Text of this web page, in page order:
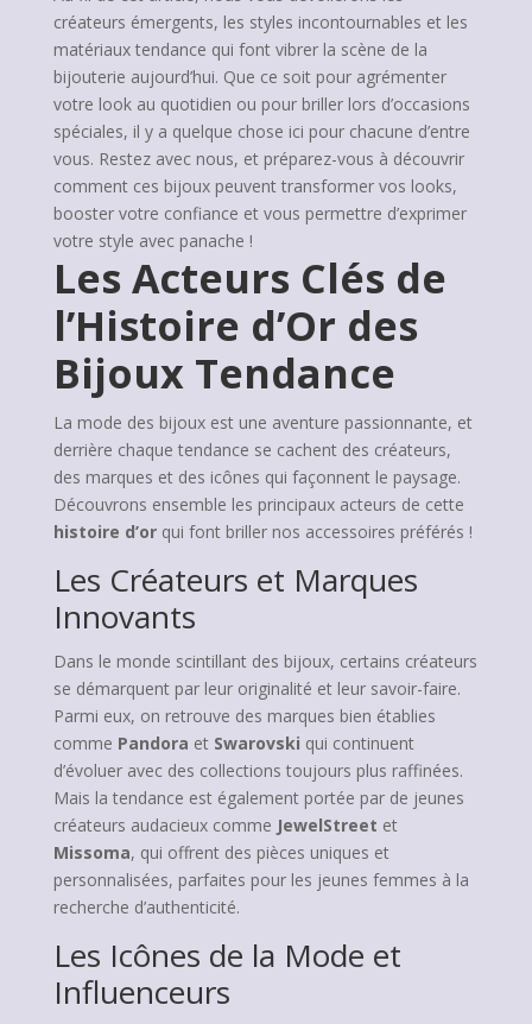
créateurs émergents, les styles incontournables et les
matériaux tendance qui font vibrer la scène de la
bijouterie aujourd’hui. Que ce soit pour agrémenter
votre look au quotidien ou pour briller lors d’occasions
spéciales, il y a quelque chose ici pour chacune d’entre
vous. Restez avec nous, et préparez-vous à découvrir
comment ces bijoux peuvent transformer vos looks,
booster votre confiance et vous permettre d’exprimer
votre style avec panache !
Les Acteurs Clés de
l’Histoire d’Or des
Bijoux Tendance
La mode des bijoux est une aventure passionnante, et
derrière chaque tendance se cachent des créateurs,
des marques et des icônes qui façonnent le paysage.
Découvrons ensemble les principaux acteurs de cette
histoire d’orqui font briller nos accessoires préférés !
Les Créateurs et Marques
Innovants
Dans le monde scintillant des bijoux, certains créateurs
se démarquent par leur originalité et leur savoir-faire.
Parmi eux, on retrouve des marques bien établies
comme Pandora et Swarovski qui continuent
d’évoluer avec des collections toujours plus raffinées.
Mais la tendance est également portée par de jeunes
créateurs audacieux comme JewelStreet et
Missoma, qui offrent des pièces uniques et
personnalisées, parfaites pour les jeunes femmes à la
recherche d’authenticité.
Les Icônes de la Mode et
Influenceurs